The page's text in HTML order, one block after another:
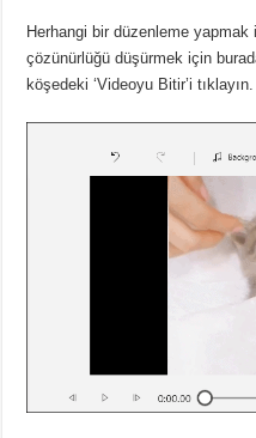
Herhangi bir düzenleme yapmak
çözünürlüğü düşürmek için
köşedeki ‘Videoyu Bitir’i tıklayın.